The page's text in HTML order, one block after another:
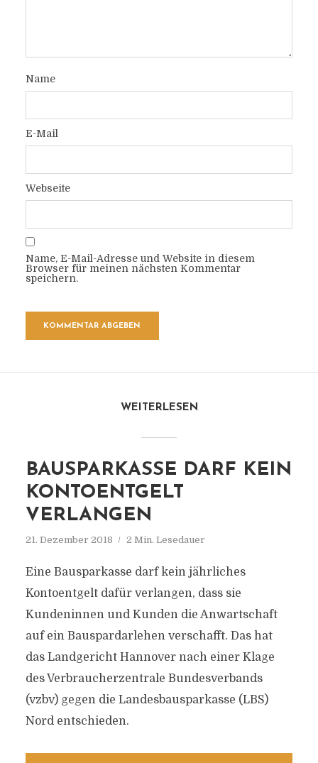
Name
E-Mail
Webseite
Name, E-Mail-Adresse und Website in diesem
Browser für meinen nächsten Kommentar
speichern.
WEITERLESEN
BAUSPARKASSE DARF KEIN
KONTOENTGELT
VERLANGEN
21. Dezember 2018 2 Min. Lesedauer
Eine Bausparkasse darf kein jährliches
Kontoentgelt dafür verlangen, dass sie
Kundeninnen und Kunden die Anwartschaft
auf ein Bauspardarlehen verschafft. Das hat
das Landgericht Hannover nach einer Klage
des Verbraucherzentrale Bundesverbands
(vzbv) gegen die Landesbausparkasse (LBS)
Nord entschieden.